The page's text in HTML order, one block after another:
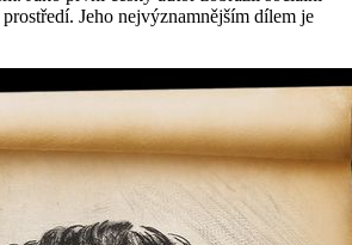
Jeho nejvýznamnějším dílem je